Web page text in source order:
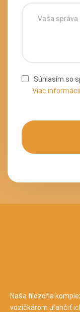
Súhlasím so
Viac informácií
Naša filozofia
vozičkárom uľahčiť